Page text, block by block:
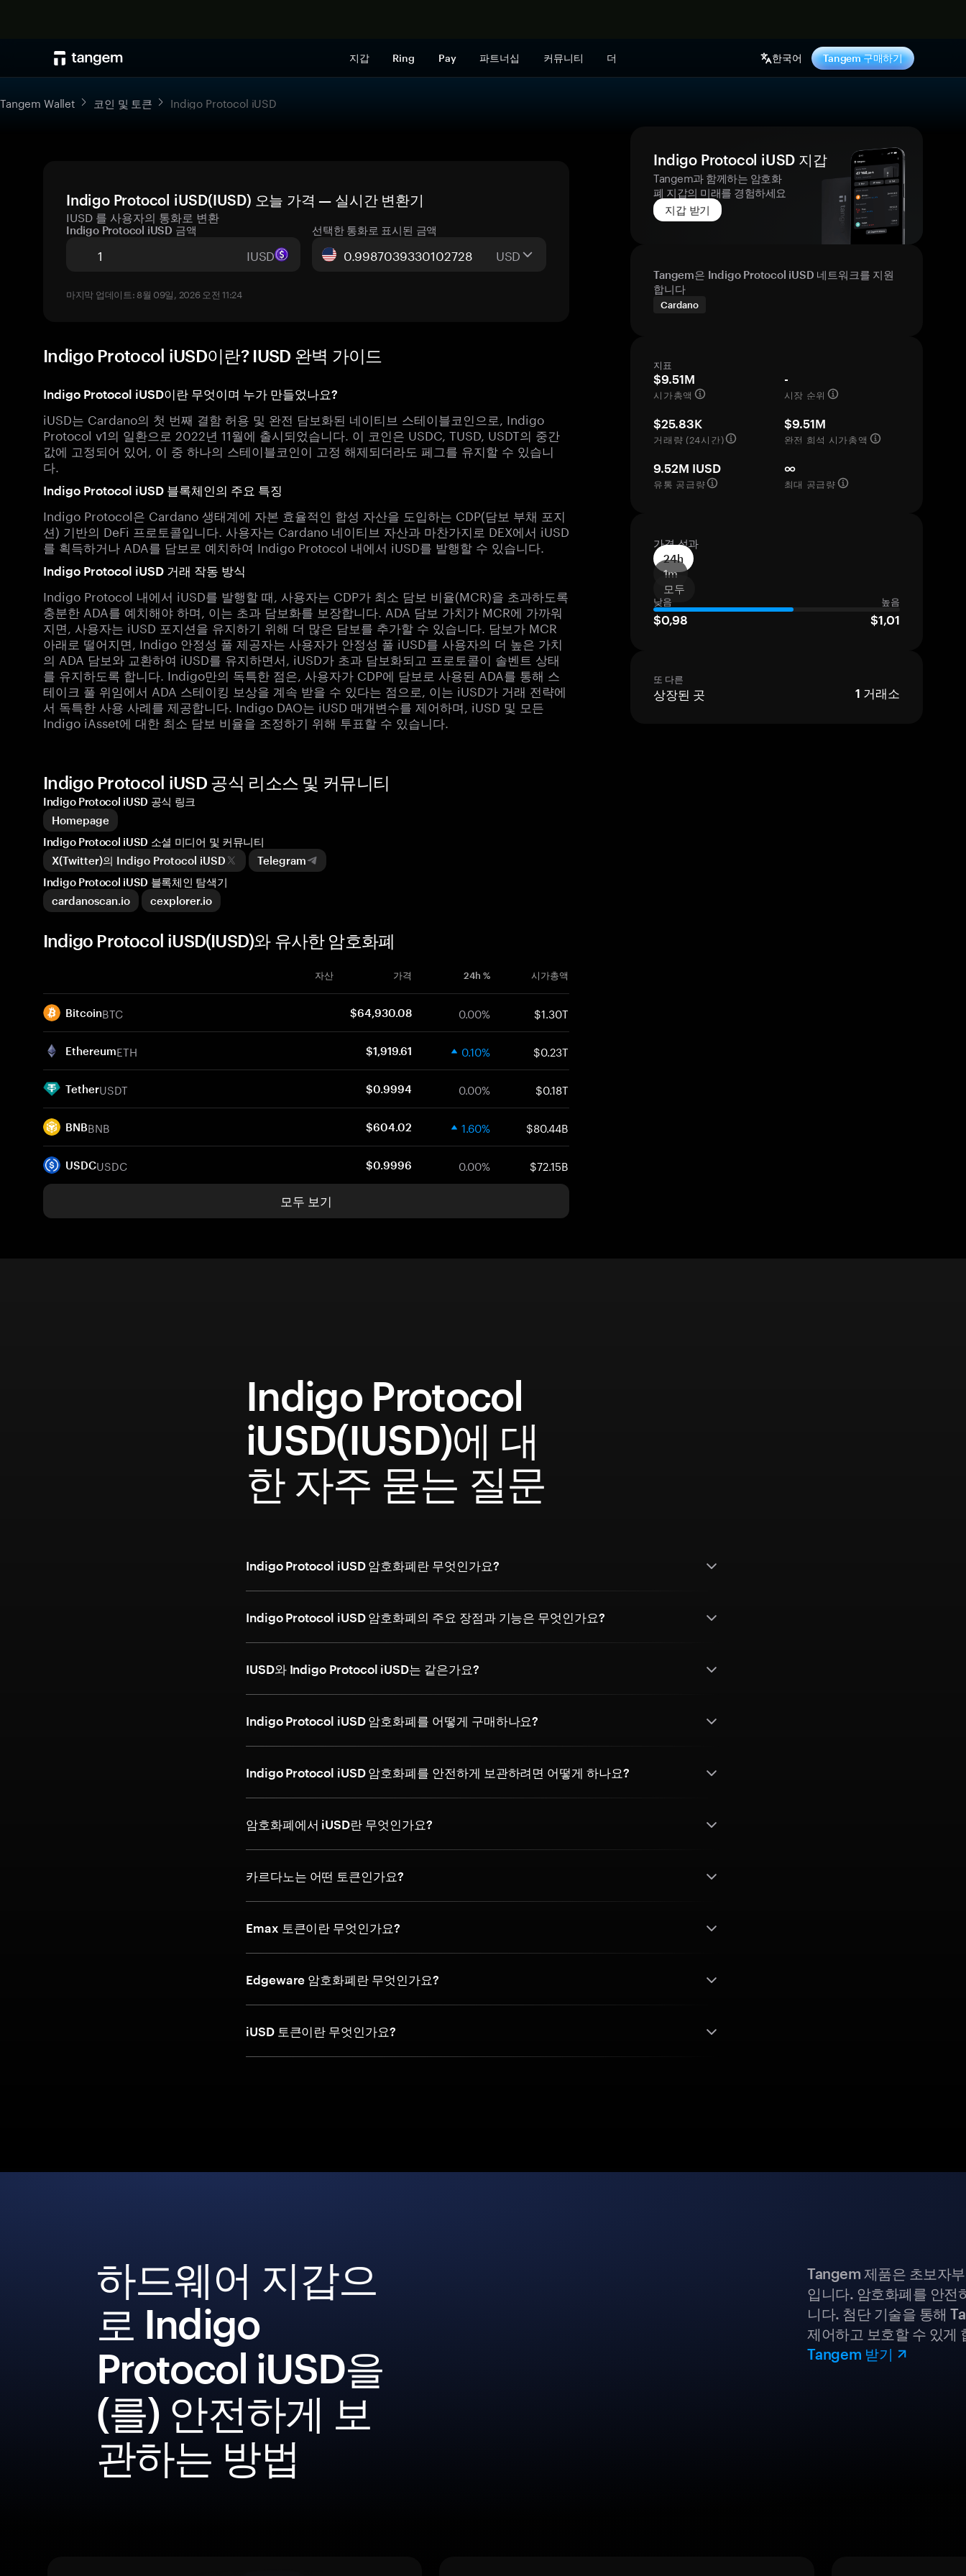
지갑 Ring Pay 파트너십 커뮤니티 더 한국어 Tangem 구매하기
Tangem Wallet 코인 및 토큰 Indigo Protocol iUSD
Indigo Protocol iUSD(IUSD) 오늘 가격 — 실시간 변환기
IUSD 를 사용자의 통화로 변환
Indigo Protocol iUSD 금액
IUSD
선택한 통화로 표시된 금액
USD
마지막 업데이트: 8월 09일, 2026 오전 11:24
Indigo Protocol iUSD이란? IUSD 완벽 가이드
Indigo Protocol iUSD이란 무엇이며 누가 만들었나요?
iUSD는 Cardano의 첫 번째 결함 허용 및 완전 담보화된 네이티브 스테이블코인으로, Indigo
Protocol v1의 일환으로 2022년 11월에 출시되었습니다. 이 코인은 USDC, TUSD, USDT의 중간
값에 고정되어 있어, 이 중 하나의 스테이블코인이 고정 해제되더라도 페그를 유지할 수 있습니
다.
Indigo Protocol iUSD 블록체인의 주요 특징
Indigo Protocol은 Cardano 생태계에 자본 효율적인 합성 자산을 도입하는 CDP(담보 부채 포지
션) 기반의 DeFi 프로토콜입니다. 사용자는 Cardano 네이티브 자산과 마찬가지로 DEX에서 iUSD
를 획득하거나 ADA를 담보로 예치하여 Indigo Protocol 내에서 iUSD를 발행할 수 있습니다.
Indigo Protocol iUSD 거래 작동 방식
Indigo Protocol 내에서 iUSD를 발행할 때, 사용자는 CDP가 최소 담보 비율(MCR)을 초과하도록
충분한 ADA를 예치해야 하며, 이는 초과 담보화를 보장합니다. ADA 담보 가치가 MCR에 가까워
지면, 사용자는 iUSD 포지션을 유지하기 위해 더 많은 담보를 추가할 수 있습니다. 담보가 MCR
아래로 떨어지면, Indigo 안정성 풀 제공자는 사용자가 안정성 풀 iUSD를 사용자의 더 높은 가치
의 ADA 담보와 교환하여 iUSD를 유지하면서, iUSD가 초과 담보화되고 프로토콜이 솔벤트 상태
를 유지하도록 합니다. Indigo만의 독특한 점은, 사용자가 CDP에 담보로 사용된 ADA를 통해 스
테이크 풀 위임에서 ADA 스테이킹 보상을 계속 받을 수 있다는 점으로, 이는 iUSD가 거래 전략에
서 독특한 사용 사례를 제공합니다. Indigo DAO는 iUSD 매개변수를 제어하며, iUSD 및 모든
Indigo iAsset에 대한 최소 담보 비율을 조정하기 위해 투표할 수 있습니다.
Indigo Protocol iUSD 지갑
Tangem과 함께하는 암호화
폐 지갑의 미래를 경험하세요
지갑 받기
Tangem은 Indigo Protocol iUSD 네트워크를 지원
합니다
Cardano
지표
$9.51M
시가총액
-
시장 순위
$25.83K
거래량 (24시간)
$9.51M
완전 희석 시가총액
9.52M IUSD
유통 공급량
∞
최대 공급량
가격 성과
24h
1m
모두
낮음 높음
$0,98 $1,01
또 다른
상장된 곳 1 거래소
Indigo Protocol iUSD 공식 리소스 및 커뮤니티
Indigo Protocol iUSD 공식 링크
Homepage
Indigo Protocol iUSD 소셜 미디어 및 커뮤니티
X(Twitter)의 Indigo Protocol iUSD
Telegram
Indigo Protocol iUSD 블록체인 탐색기
cardanoscan.io
cexplorer.io
Indigo Protocol iUSD(IUSD)와 유사한 암호화폐
자산 가격 24h % 시가총액
BitcoinBTC $64,930.08 0.00% $1.30T
EthereumETH $1,919.61 0.10% $0.23T
TetherUSDT $0.9994 0.00% $0.18T
BNBBNB $604.02 1.60% $80.44B
USDCUSDC $0.9996 0.00% $72.15B
모두 보기
Indigo Protocol
iUSD(IUSD)에 대
한 자주 묻는 질문
Indigo Protocol iUSD 암호화폐란 무엇인가요?
Indigo Protocol iUSD 암호화폐의 주요 장점과 기능은 무엇인가요?
IUSD와 Indigo Protocol iUSD는 같은가요?
Indigo Protocol iUSD 암호화폐를 어떻게 구매하나요?
Indigo Protocol iUSD 암호화폐를 안전하게 보관하려면 어떻게 하나요?
암호화폐에서 iUSD란 무엇인가요?
카르다노는 어떤 토큰인가요?
Emax 토큰이란 무엇인가요?
Edgeware 암호화폐란 무엇인가요?
iUSD 토큰이란 무엇인가요?
하드웨어 지갑으
로 Indigo
Protocol iUSD을
(를) 안전하게 보
관하는 방법
Tangem 제품은 초보자
입니다. 암호화폐를 안전
니다. 첨단 기술을 통해
제어하고 보호할 수 있게
Tangem 받기